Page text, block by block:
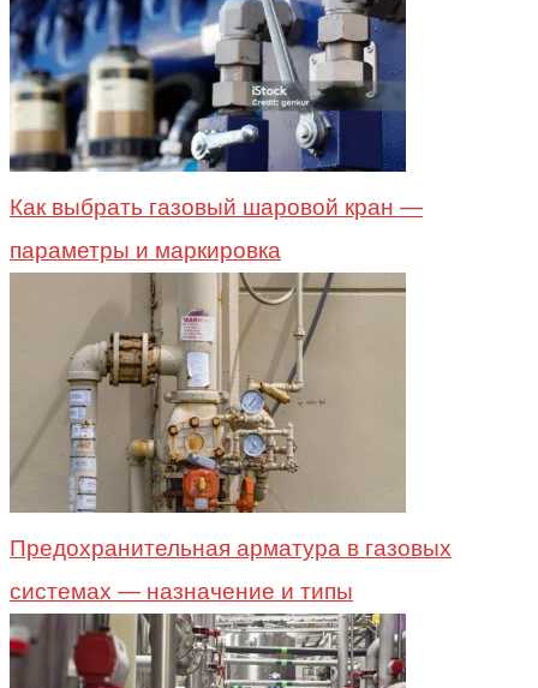
Как выбрать газовый шаровой кран —
параметры и маркировка
Предохранительная арматура в газовых
системах — назначение и типы